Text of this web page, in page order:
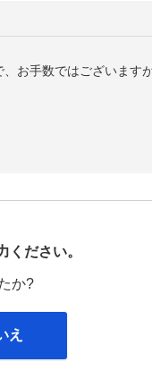
お手数ではございます
ください。
か?
え